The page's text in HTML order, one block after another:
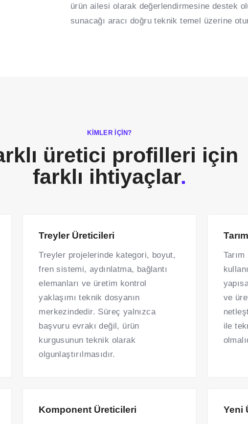
ürün ailesi olarak değerlendirmesine destek
sunacağı aracı doğru teknik temel üzerine
KIMLER İÇIN?
üretici profilleri için
farklı ihtiyaçlar.
Treyler Üreticileri
Treyler projelerinde kategori, boyut,
fren sistemi, aydınlatma, bağlantı
elemanları ve üretim kontrol
yaklaşımı teknik dosyanın
merkezindedir. Süreç yalnızca
başvuru evrakı değil, ürün
kurgusunun teknik olarak
olgunlaştırılmasıdır.
ve
ile
Komponent Üreticileri Yeni